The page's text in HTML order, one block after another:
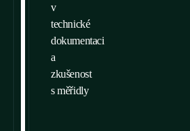
v
technické
dokumentaci
a
zkušenost
s měřidly